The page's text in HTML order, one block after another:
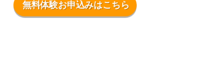
無料体験お申込みはこちら